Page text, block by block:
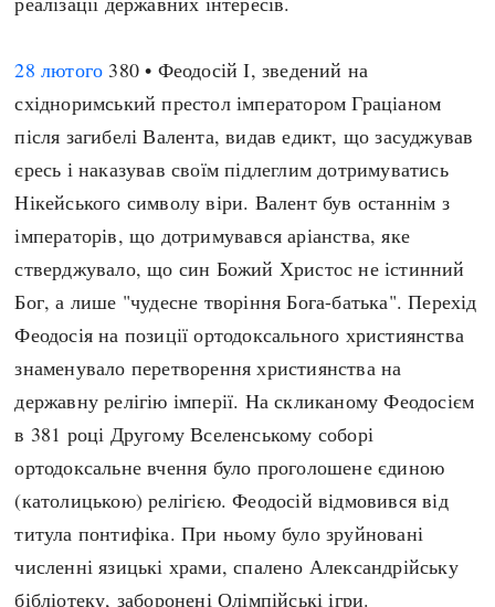
28 лютого 380 • Феодосій І, зведений на
східноримський престол імператором Граціаном
після загибелі Валента, видав едикт, що засуджував
єресь і наказував своїм підлеглим дотримуватись
Нікейського символу віри. Валент був останнім з
імператорів, що дотримувався аріанства, яке
стверджувало, що син Божий Христос не істинний
Бог, а лише "чудесне творіння Бога-батька". Перехід
Феодосія на позиції ортодоксального християнства
знаменувало перетворення християнства на
державну релігію імперії. На скликаному Феодосієм
в 381 році Другому Вселенському соборі
ортодоксальне вчення було проголошене єдиною
(католицькою) релігією. Феодосій відмовився від
титула понтифіка. При ньому було зруйновані
численні язицькі храми, спалено Александрійську
бібліотеку, заборонені Олімпійські ігри.